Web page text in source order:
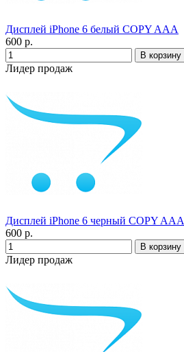
Дисплей iPhone 6 белый COPY AAA
600 р.
Лидер продаж
Дисплей iPhone 6 черный COPY AAA
600 р.
Лидер продаж